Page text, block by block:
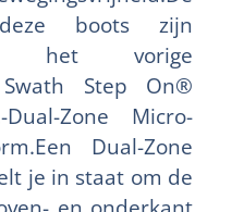
boots zijn
het vorige
Swath Step On®
Dual-Zone Micro-
Dual-Zone
je in staat om de